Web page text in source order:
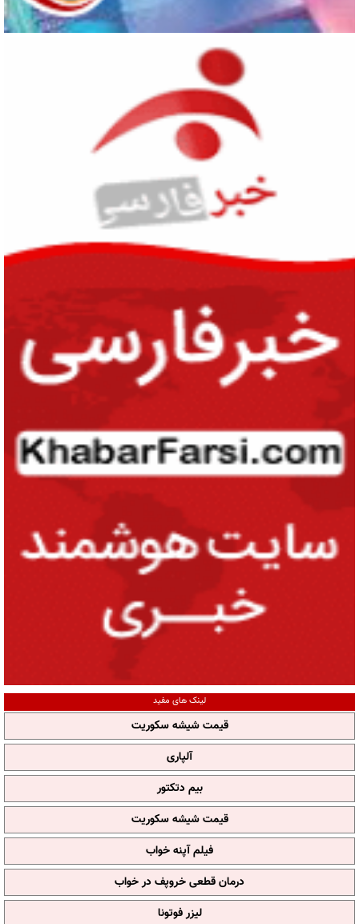
لینک های مفید
قیمت شیشه سکوریت
آلپاری
بیم دتکتور
قیمت شیشه سکوریت
فیلم آپنه خواب
درمان قطعی خروپف در خواب
لیزر فوتونا